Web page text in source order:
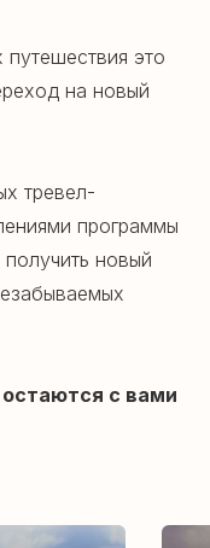
это
на новый
тревел-
программы
новый
с вами